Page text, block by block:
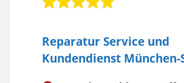
Reparatur Service und
Kundendienst München-